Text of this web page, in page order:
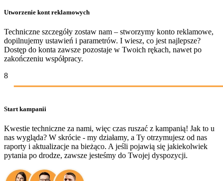
Utworzenie kont reklamowych
Techniczne szczegóły zostaw nam – stworzymy konto reklamowe,
dopilnujemy ustawień i parametrów. I wiesz, co jest najlepsze?
Dostęp do konta zawsze pozostaje w Twoich rękach, nawet po
zakończeniu współpracy.
8
Start kampanii
Kwestie techniczne za nami, więc czas ruszać z kampanią! Jak to u
nas wygląda? W skrócie - my działamy, a Ty otrzymujesz od nas
raporty i aktualizacje na bieżąco. A jeśli pojawią się jakiekolwiek
pytania po drodze, zawsze jesteśmy do Twojej dyspozycji.